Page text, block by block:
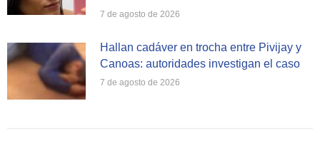
7 de agosto de 2026
Hallan cadáver en trocha entre Pivijay y
Canoas: autoridades investigan el caso
7 de agosto de 2026